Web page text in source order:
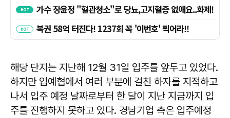
해당 단지는 지난해 12월 31일 입주를 앞두고 있었다.
하지만 입예협에서 여러 부분에 걸친 하자를 지적하고
나서 입주 예정 날짜로부터 한 달이 지난 지금까지 입
주를 진행하지 못하고 있다. 경남기업 측은 입주예정